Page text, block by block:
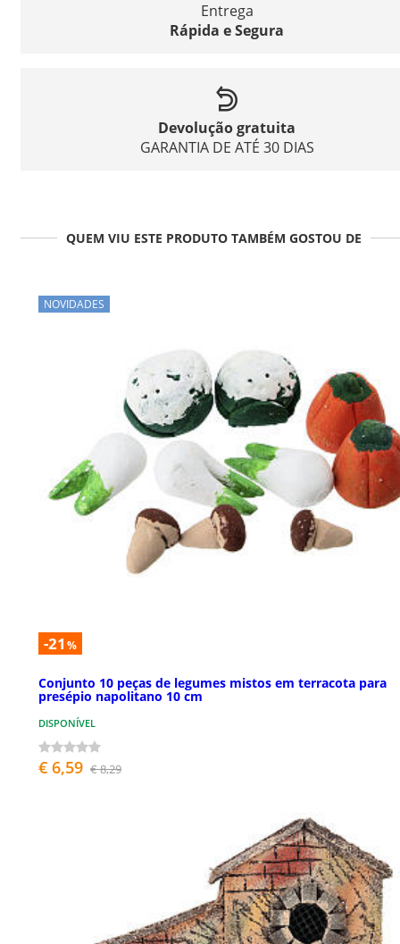
Entrega
Rápida e Segura
Devolução gratuita
GARANTIA DE ATÉ 30 DIAS
QUEM VIU ESTE PRODUTO TAMBÉM GOSTOU DE
NOVIDADES
-21 %
Conjunto 10 peças de legumes mistos em terracota para
presépio napolitano 10 cm
DISPONÍVEL
€ 6,59 € 8,29